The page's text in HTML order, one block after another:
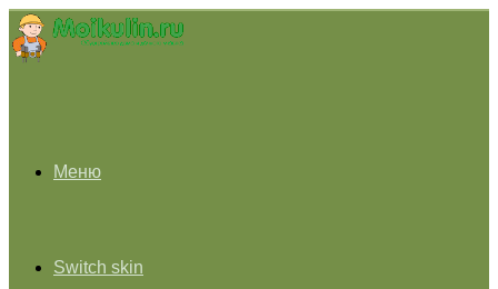
Меню
Switch skin